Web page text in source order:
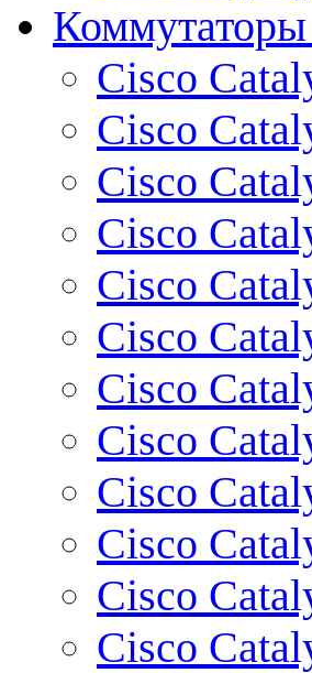
Cisco
Cisco
Cisco
Cisco
Cisco
Cisco
Cisco
Cisco
Cisco
Cisco
Cisco
Cisco